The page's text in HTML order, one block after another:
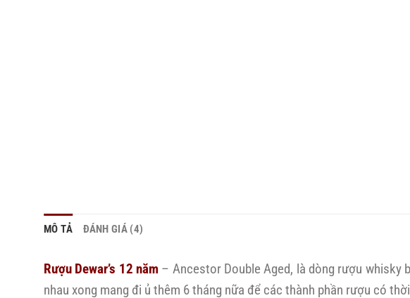
MÔ TẢ ĐÁNH GIÁ (4)
Rượu Dewar’s 12 năm – Ancestor Double Aged, là dòng rượu whisky
nhau xong mang đi ủ thêm 6 tháng nữa để các thành phần rượu có